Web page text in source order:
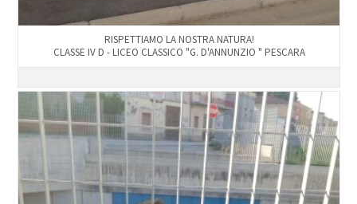
RISPETTIAMO LA NOSTRA NATURA!
CLASSE IV D - LICEO CLASSICO "G. D'ANNUNZIO " PESCARA